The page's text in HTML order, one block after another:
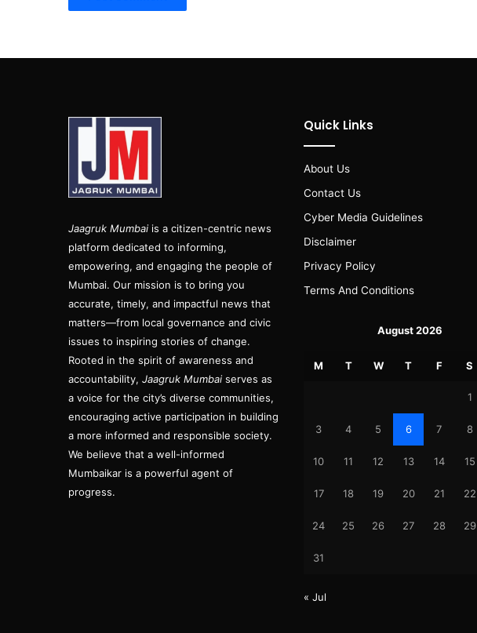
Jaagruk Mumbai is a citizen-centric news
platform dedicated to informing,
empowering, and engaging the people of
Mumbai. Our mission is to bring you
accurate, timely, and impactful news that
matters—from local governance and civic
issues to inspiring stories of change.
Rooted in the spirit of awareness and
accountability, Jaagruk Mumbai serves as
a voice for the city’s diverse communities,
encouraging active participation in building
a more informed and responsible society.
We believe that a well-informed
Mumbaikar is a powerful agent of
progress.
Quick Links
About Us
Contact Us
Cyber Media Guidelines
Disclaimer
Privacy Policy
Terms And Conditions
August 2026
M T W T F S
1
3 4 5 6 7 8
10 11 12 13 14 15
17 18 19 20 21 22
24 25 26 27 28 29
31
« Jul